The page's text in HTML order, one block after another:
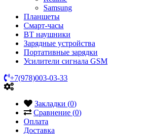
Samsung
Планшеты
Смарт-часы
BT наушники
Зарядные устройства
Портативные зарядки
Усилители сигнала GSM
+7(978)003-03-33
Закладки (0)
Сравнение (0)
Оплата
Доставка